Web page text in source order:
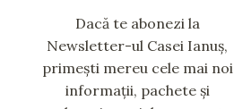
Dacă te abonezi la
Newsletter-ul Casei Ianuș,
primești mereu cele mai noi
informații, pachete și